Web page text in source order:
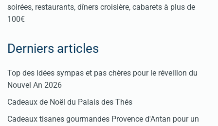
soirées, restaurants, dîners croisière, cabarets à plus de
100€
Derniers articles
Top des idées sympas et pas chères pour le réveillon du
Nouvel An 2026
Cadeaux de Noël du Palais des Thés
Cadeaux tisanes gourmandes Provence d'Antan pour un